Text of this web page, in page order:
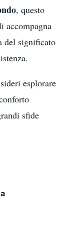
, questo
accompagna
del significato
esplorare
sfide